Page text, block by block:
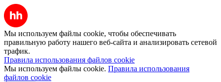
Мы используем файлы cookie, чтобы обеспечивать
правильную работу нашего веб-сайта и анализировать сетевой
трафик.
Правила использования файлов cookie
Мы используем файлы cookie. Правила использования
файлов cookie